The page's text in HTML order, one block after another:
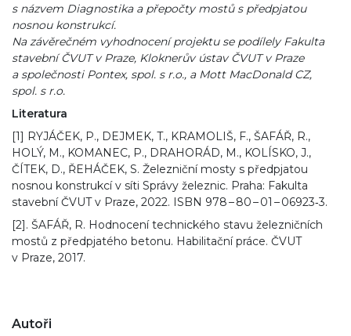
s názvem Diagnostika a přepočty mostů s předpjatou
nosnou konstrukcí.
Na závěrečném vyhodnocení projektu se podílely Fakulta
stavební ČVUT v Praze, Kloknerův ústav ČVUT v Praze
a společnosti Pontex, spol. s r.o., a Mott MacDonald CZ,
spol. s r.o.
Literatura
[1] RYJÁČEK, P., DEJMEK, T., KRAMOLIŠ, F., ŠAFÁŘ, R.,
HOLÝ, M., KOMANEC, P., DRAHORÁD, M., KOLÍSKO, J.,
ČÍTEK, D., ŘEHÁČEK, S. Železniční mosty s předpjatou
nosnou konstrukcí v síti Správy železnic. Praha: Fakulta
stavební ČVUT v Praze, 2022. ISBN 978 – 80 – 01 – 06923‑3.
[2]. ŠAFÁŘ, R. Hodnocení technického stavu železničních
mostů z předpjatého betonu. Habilitační práce. ČVUT
v Praze, 2017.
Autoři